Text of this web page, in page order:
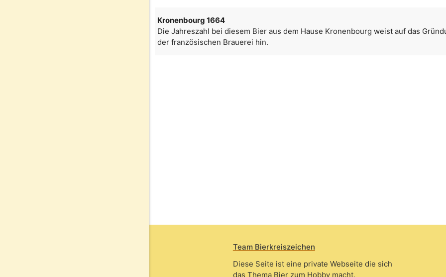
Kronenbourg 1664
Die Jahreszahl bei diesem Bier aus dem Hause Kronenbourg weist auf das
der französischen Brauerei hin.
Team Bierkreiszeichen
Diese Seite ist eine private Webseite die sich
das Thema Bier zum Hobby macht.